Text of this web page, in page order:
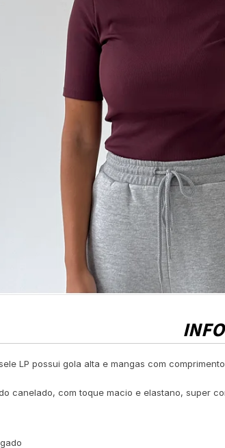
LP possui gola alta e mangas com
canelado, com toque macio e elastano, super